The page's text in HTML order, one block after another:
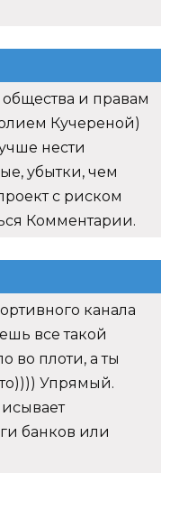
и правам
Кучереной)
нести
убытки, чем
с риском
Комментарии.
канала
все такой
во плоти, а ты
Упрямый.
банков или